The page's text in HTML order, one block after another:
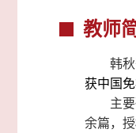
教师
韩
获中国
主
余篇，授